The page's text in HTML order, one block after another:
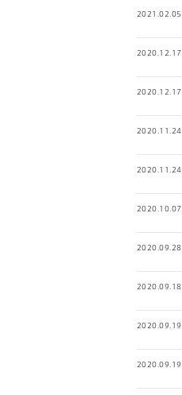
2021.02.05.
2020.12.17.
2020.12.17.
2020.11.24.
2020.11.24.
2020.10.07.
2020.09.28.
2020.09.18.
2020.09.19.
2020.09.19.